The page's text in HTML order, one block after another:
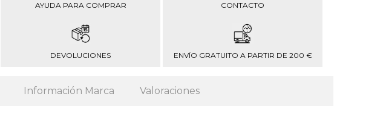
AYUDA PARA COMPRAR CONTACTO
DEVOLUCIONES ENVÍO GRATUITO A PARTIR DE 200 €
Información Marca Valoraciones